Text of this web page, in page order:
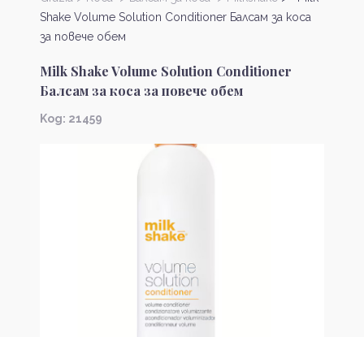
Shake Volume Solution Conditioner Балсам за коса
за повече обем
Milk Shake Volume Solution Conditioner
Балсам за коса за повече обем
Kод: 21459